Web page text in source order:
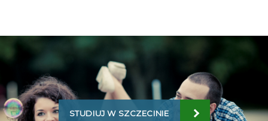
STUDIUJ W SZCZECINIE